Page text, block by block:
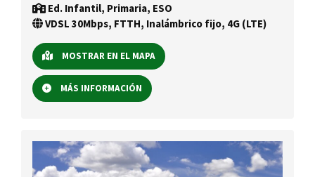
Ed. Infantil, Primaria, ESO
VDSL 30Mbps, FTTH, Inalámbrico fijo, 4G (LTE)
MOSTRAR EN EL MAPA
MÁS INFORMACIÓN